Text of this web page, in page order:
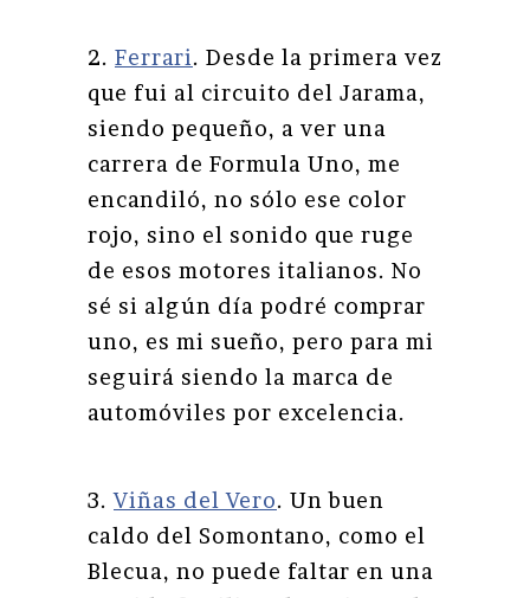
2. Ferrari. Desde la primera vez
que fui al circuito del Jarama,
siendo pequeño, a ver una
carrera de Formula Uno, me
encandiló, no sólo ese color
rojo, sino el sonido que ruge
de esos motores italianos. No
sé si algún día podré comprar
uno, es mi sueño, pero para mi
seguirá siendo la marca de
automóviles por excelencia.
3.Viñas del Vero. Un buen
caldo del Somontano, como el
Blecua, no puede faltar en una